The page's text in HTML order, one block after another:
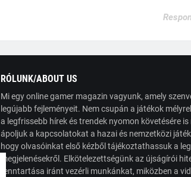
RÓLUNK/ABOUT US
Mi egy online gamer magazin vagyunk, amely
legújabb fejleményeit. Nem csupán a játékok
a legfrissebb hírek és trendek nyomon követésére
ápoljuk a kapcsolatokat a hazai és nemzetközi
hogy olvasóinkat első kézből tájékoztathassuk a
megjelenésekről. Elkötelezettségünk az újságírói
fenntartása iránt vezérli munkánkat, miközben a